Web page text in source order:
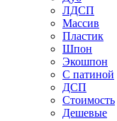
ЛДСП
Массив
Пластик
Шпон
Экошпон
С патиной
ДСП
Стоимость
Дешевые